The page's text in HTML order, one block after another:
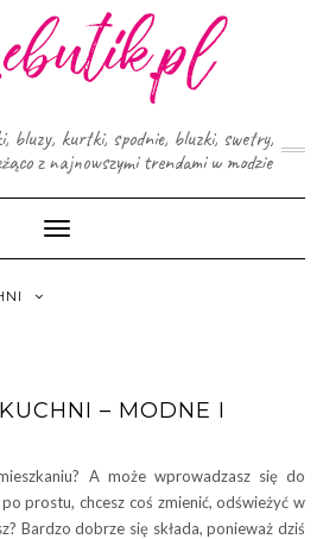
bluzy, kurtki, spodnie, bluzki, swetry,
z najnowszymi trendami w modzie
Toggle
Navigation
– MODNE I
A może wprowadzasz się do
prostu, chcesz coś zmienić, odświeżyć w
Bardzo dobrze się składa, ponieważ dziś